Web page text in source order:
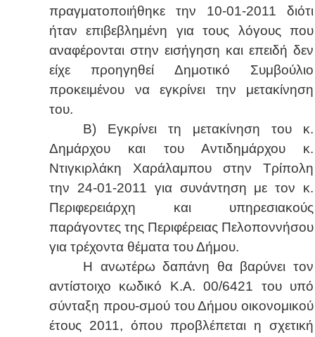
πραγματοποιήθηκε την 10-01-2011 διότι
ήταν επιβεβλημένη για τους λόγους που
αναφέρονται στην εισήγηση και επειδή δεν
είχε προηγηθεί Δημοτικό Συμβούλιο
προκειμένου να εγκρίνει την μετακίνηση
του.
Β) Εγκρίνει τη μετακίνηση του κ.
Δημάρχου και του Αντιδημάρχου κ.
Ντιγκιρλάκη Χαράλαμπου στην Τρίπολη
την 24-01-2011 για συνάντηση με τον κ.
Περιφερειάρχη και υπηρεσιακούς
παράγοντες της Περιφέρειας Πελοποννήσου
για τρέχοντα θέματα του Δήμου.
Η ανωτέρω δαπάνη θα βαρύνει τον
αντίστοιχο κωδικό Κ.Α. 00/6421 του υπό
σύνταξη πρου-σμού του Δήμου οικονομικού
έτους 2011, όπου προβλέπεται η σχετική